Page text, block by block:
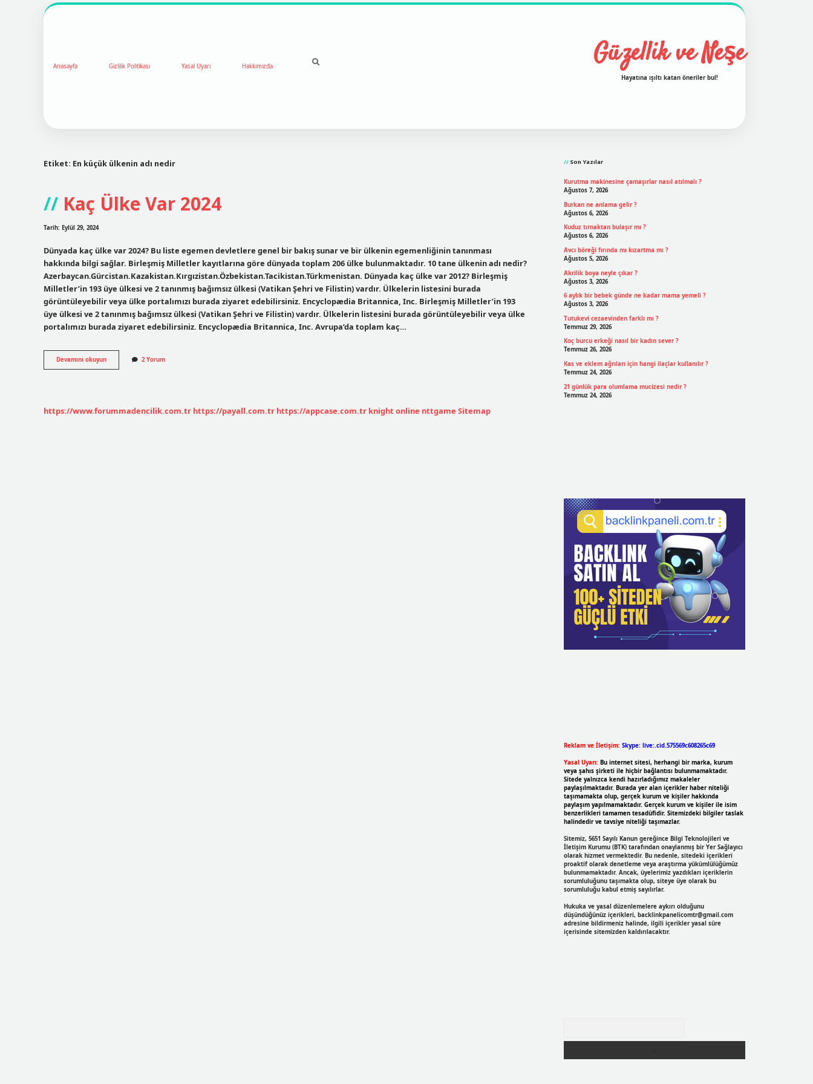
Anasayfa Gizlilik Politikası Yasal Uyarı Hakkımızda Güzellik ve Neşe
Hayatına ışıltı katan öneriler bul!
Etiket: En küçük ülkenin adı nedir
Kaç Ülke Var 2024
Tarih: Eylül 29, 2024
Dünyada kaç ülke var 2024? Bu liste egemen devletlere genel bir bakış sunar ve bir ülkenin egemenliğinin tanınması
hakkında bilgi sağlar. Birleşmiş Milletler kayıtlarına göre dünyada toplam 206 ülke bulunmaktadır. 10 tane ülkenin adı nedir?
Azerbaycan.Gürcistan.Kazakistan.Kırgızistan.Özbekistan.Tacikistan.Türkmenistan. Dünyada kaç ülke var 2012? Birleşmiş
Milletler’in 193 üye ülkesi ve 2 tanınmış bağımsız ülkesi (Vatikan Şehri ve Filistin) vardır. Ülkelerin listesini burada
görüntüleyebilir veya ülke portalımızı burada ziyaret edebilirsiniz. Encyclopædia Britannica, Inc. Birleşmiş Milletler’in 193
üye ülkesi ve 2 tanınmış bağımsız ülkesi (Vatikan Şehri ve Filistin) vardır. Ülkelerin listesini burada görüntüleyebilir veya ülke
portalımızı burada ziyaret edebilirsiniz. Encyclopædia Britannica, Inc. Avrupa’da toplam kaç…
Devamını okuyunKaç
Ülke
2 Yorum
https://www.forummadencilik.com.tr https://payall.com.tr https://appcase.com.tr knight online nttgame Sitemap
Son Yazılar
Kurutma makinesine çamaşırlar nasıl atılmalı ?
Ağustos 7, 2026
Burkan ne anlama gelir ?
Ağustos 6, 2026
Kuduz tırnaktan bulaşır mı ?
Ağustos 6, 2026
Avcı böreği fırında mı kızartma mı ?
Ağustos 5, 2026
Akrilik boya neyle çıkar ?
Ağustos 3, 2026
6 aylık bir bebek günde ne kadar mama yemeli ?
Ağustos 3, 2026
Tutukevi cezaevinden farklı mı ?
Temmuz 29, 2026
Koç burcu erkeği nasıl bir kadın sever ?
Temmuz 26, 2026
Kas ve eklem ağrıları için hangi ilaçlar kullanılır ?
Temmuz 24, 2026
21 günlük para olumlama mucizesi nedir ?
Temmuz 24, 2026
Reklam ve İletişim: Skype: live:.cid.575569c608265c69
Yasal Uyarı: Bu internet sitesi, herhangi bir marka, kurum
veya şahıs şirketi ile hiçbir bağlantısı bulunmamaktadır.
Sitede yalnızca kendi hazırladığımız makaleler
paylaşılmaktadır. Burada yer alan içerikler haber niteliği
taşımamakta olup, gerçek kurum ve kişiler hakkında
paylaşım yapılmamaktadır. Gerçek kurum ve kişiler ile isim
benzerlikleri tamamen tesadüfidir. Sitemizdeki bilgiler taslak
halindedir ve tavsiye niteliği taşımazlar.
Sitemiz, 5651 Sayılı Kanun gereğince Bilgi Teknolojileri ve
İletişim Kurumu (BTK) tarafından onaylanmış bir Yer Sağlayıcı
olarak hizmet vermektedir. Bu nedenle, sitedeki içerikleri
proaktif olarak denetleme veya araştırma yükümlülüğümüz
bulunmamaktadır. Ancak, üyelerimiz yazdıkları içeriklerin
sorumluluğunu taşımakta olup, siteye üye olarak bu
sorumluluğu kabul etmiş sayılırlar.
Hukuka ve yasal düzenlemelere aykırı olduğunu
düşündüğünüz içerikleri, backlinkpanelicomtr@gmail.com
adresine bildirmeniz halinde, ilgili içerikler yasal süre
içerisinde sitemizden kaldırılacaktır.